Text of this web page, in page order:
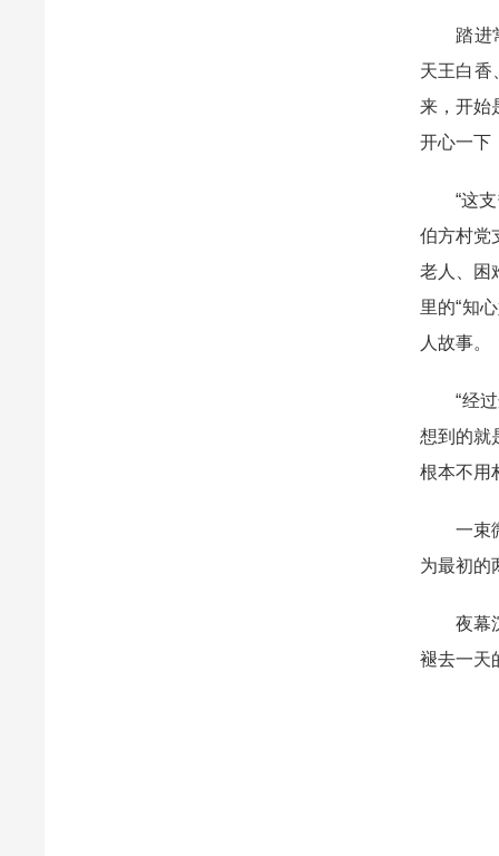
踏进常
天王白香
来，开始
开心一下
“这支热
伯方村党
老人、困
里的“知
人故事。
“经过
想到的就
根本不用
一束微
为最初的
夜幕沉
褪去一